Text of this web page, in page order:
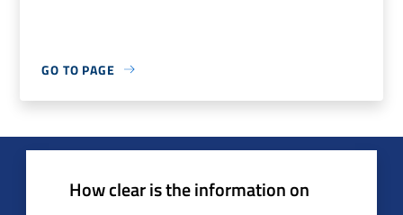
GO TO PAGE
How clear is the information on